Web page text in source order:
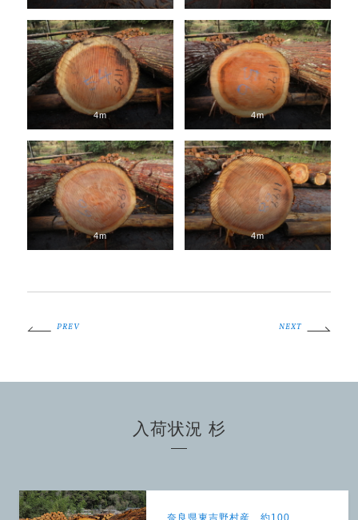
4m 4m
4m 4m
PREV NEXT
入荷状況 杉
奈良県東吉野村産 約100